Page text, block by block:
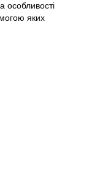
особливості
яких